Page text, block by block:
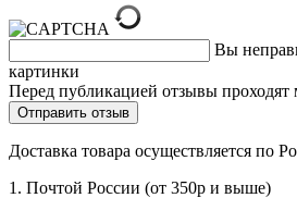
Вы
картинки
Перед публикацией отзывы
Доставка товара осуществляется по
1. Почтой России (от 350р и выше)